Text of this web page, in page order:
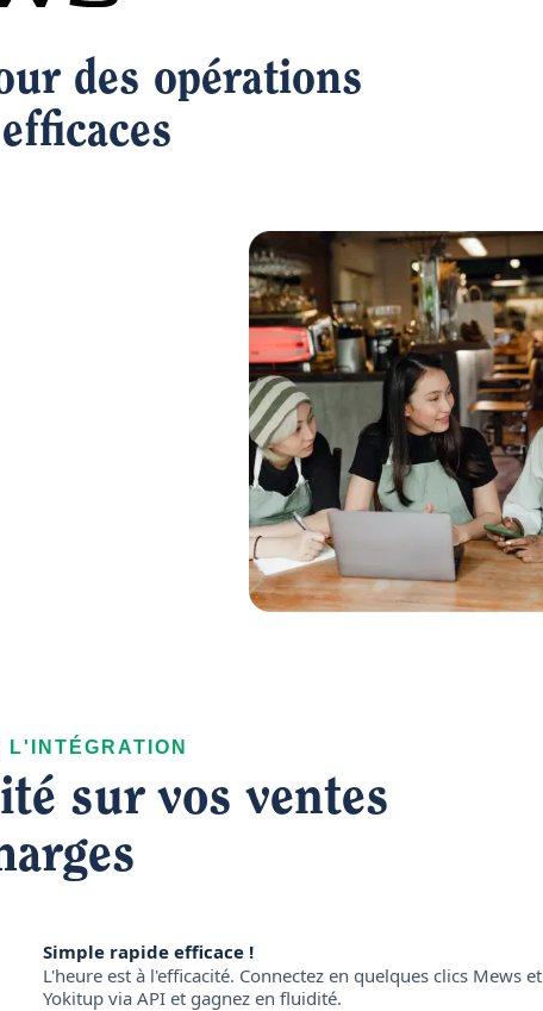
des opérations
sur vos ventes
Simple rapide efficace !
L'heure est à l'efficacité. Connectez en quelques clics Mews et
Yokitup via API et gagnez en fluidité.